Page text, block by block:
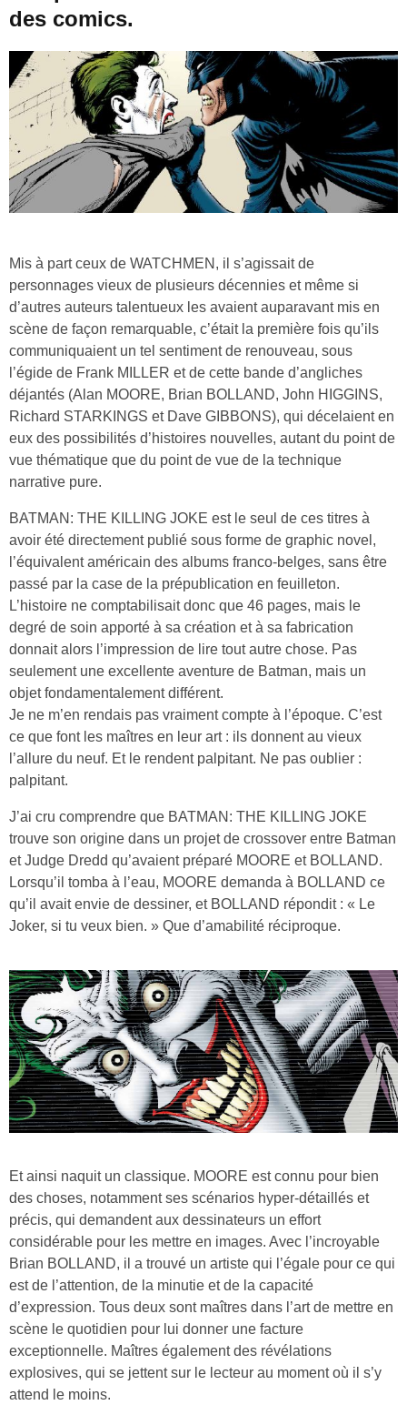
des comics.
Mis à part ceux de WATCHMEN, il s’agissait de
personnages vieux de plusieurs décennies et même si
d’autres auteurs talentueux les avaient auparavant mis en
scène de façon remarquable, c’était la première fois qu’ils
communiquaient un tel sentiment de renouveau, sous
l’égide de Frank MILLER et de cette bande d’angliches
déjantés (Alan MOORE, Brian BOLLAND, John HIGGINS,
Richard STARKINGS et Dave GIBBONS), qui décelaient en
eux des possibilités d’histoires nouvelles, autant du point de
vue thématique que du point de vue de la technique
narrative pure.
BATMAN: THE KILLING JOKE est le seul de ces titres à
avoir été directement publié sous forme de graphic novel,
l’équivalent américain des albums franco-belges, sans être
passé par la case de la prépublication en feuilleton.
L’histoire ne comptabilisait donc que 46 pages, mais le
degré de soin apporté à sa création et à sa fabrication
donnait alors l’impression de lire tout autre chose. Pas
seulement une excellente aventure de Batman, mais un
objet fondamentalement différent.
Je ne m’en rendais pas vraiment compte à l’époque. C’est
ce que font les maîtres en leur art : ils donnent au vieux
l’allure du neuf. Et le rendent palpitant. Ne pas oublier :
palpitant.
J’ai cru comprendre que BATMAN: THE KILLING JOKE
trouve son origine dans un projet de crossover entre Batman
et Judge Dredd qu’avaient préparé MOORE et BOLLAND.
Lorsqu’il tomba à l’eau, MOORE demanda à BOLLAND ce
qu’il avait envie de dessiner, et BOLLAND répondit : « Le
Joker, si tu veux bien. » Que d’amabilité réciproque.
Et ainsi naquit un classique. MOORE est connu pour bien
des choses, notamment ses scénarios hyper-détaillés et
précis, qui demandent aux dessinateurs un effort
considérable pour les mettre en images. Avec l’incroyable
Brian BOLLAND, il a trouvé un artiste qui l’égale pour ce qui
est de l’attention, de la minutie et de la capacité
d’expression. Tous deux sont maîtres dans l’art de mettre en
scène le quotidien pour lui donner une facture
exceptionnelle. Maîtres également des révélations
explosives, qui se jettent sur le lecteur au moment où il s’y
attend le moins.